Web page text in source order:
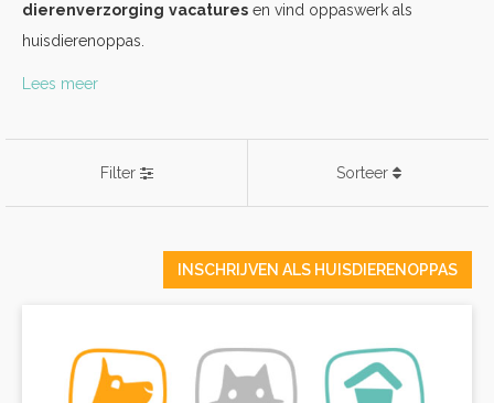
dierenverzorging vacatures en vind oppaswerk als
huisdierenoppas.
Lees meer
Filter Sorteer
INSCHRIJVEN ALS HUISDIERENOPPAS